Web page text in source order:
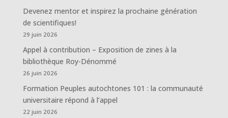
Devenez mentor et inspirez la prochaine génération
de scientifiques!
29 juin 2026
Appel à contribution – Exposition de zines à la
bibliothèque Roy-Dénommé
26 juin 2026
Formation Peuples autochtones 101 : la communauté
universitaire répond à l’appel
22 juin 2026